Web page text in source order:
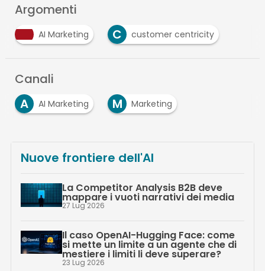
Argomenti
AI Marketing C customer centricity
Canali
A
AI Marketing M Marketing
Nuove frontiere dell'AI
La Competitor Analysis B2B deve
mappare i vuoti narrativi dei media
27 Lug 2026
Il caso OpenAI-Hugging Face: come
si mette un limite a un agente che di
mestiere i limiti li deve superare?
23 Lug 2026